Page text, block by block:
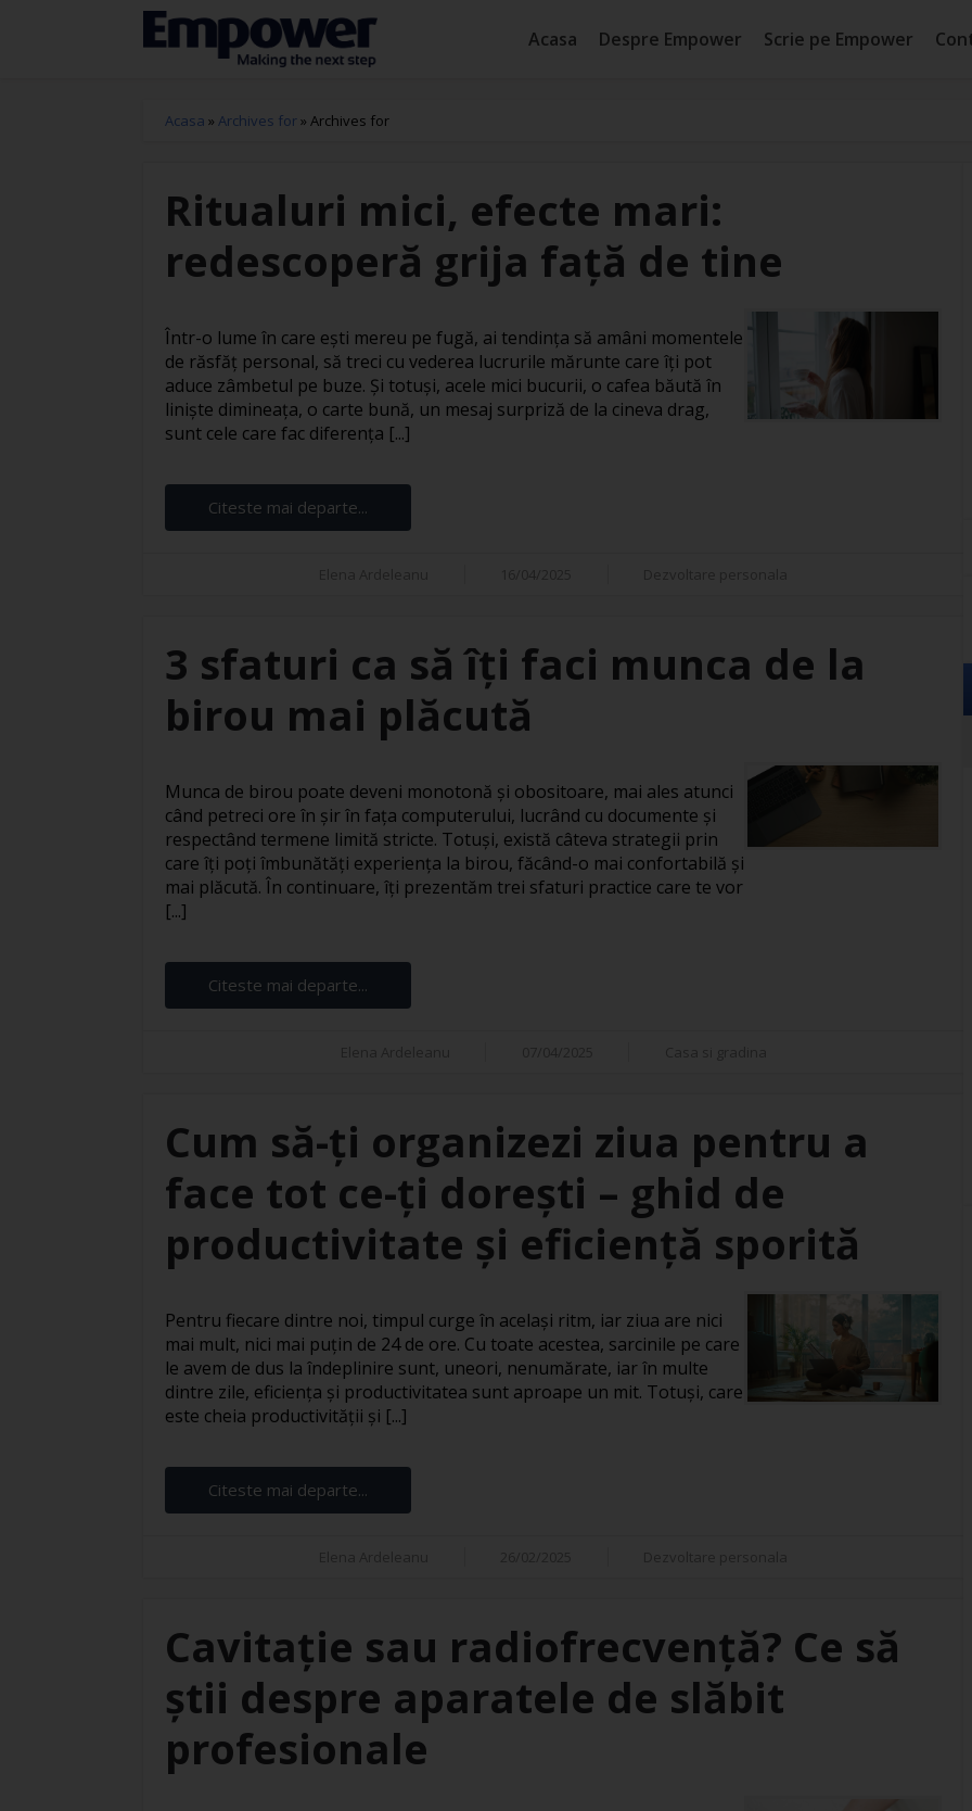
Acasa Despre Empower Scrie pe Empower
Acasa » Archives for» Archives for
Ritualuri mici, efecte mari:
redescoperă grija față de tine
Într-o lume în care ești mereu pe fugă, ai tendința să amâni momentele
de răsfăț personal, să treci cu vederea lucrurile mărunte care îți pot
aduce zâmbetul pe buze. Și totuși, acele mici bucurii, o cafea băută în
liniște dimineața, o carte bună, un mesaj surpriză de la cineva drag,
sunt cele care fac diferența [...]
Citeste mai departe...
3 sfaturi ca să îți faci munca de la
birou mai plăcută
Munca de birou poate deveni monotonă și obositoare, mai ales atunci
când petreci ore în șir în fața computerului, lucrând cu documente și
respectând termene limită stricte. Totuși, există câteva strategii prin
care îți poți îmbunătăți experiența la birou, făcând-o mai confortabilă și
mai plăcută. În continuare, îți prezentăm trei sfaturi practice care te vor
[...]
Citeste mai departe...
Cum să-ți organizezi ziua pentru a
face tot ce-ți dorești – ghid de
productivitate și eficiență sporită
Pentru fiecare dintre noi, timpul curge în același ritm, iar ziua are nici
mai mult, nici mai puțin de 24 de ore. Cu toate acestea, sarcinile pe care
le avem de dus la îndeplinire sunt, uneori, nenumărate, iar în multe
dintre zile, eficiența și productivitatea sunt aproape un mit. Totuși, care
este cheia productivității și [...]
Citeste mai departe...
Cavitație sau radiofrecvență? Ce să
știi despre aparatele de slăbit
profesionale